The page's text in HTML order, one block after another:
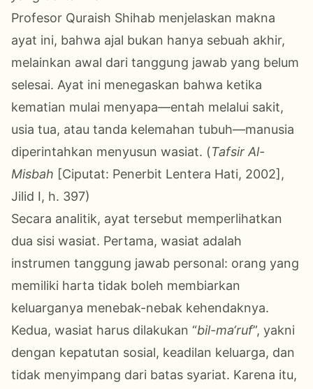
Profesor Quraish Shihab menjelaskan makna
ayat ini, bahwa ajal bukan hanya sebuah akhir,
melainkan awal dari tanggung jawab yang belum
selesai. Ayat ini menegaskan bahwa ketika
kematian mulai menyapa—entah melalui sakit,
usia tua, atau tanda kelemahan tubuh—manusia
diperintahkan menyusun wasiat. (Tafsir Al-
Misbah [Ciputat: Penerbit Lentera Hati, 2002],
Jilid I, h. 397)
Secara analitik, ayat tersebut memperlihatkan
dua sisi wasiat. Pertama, wasiat adalah
instrumen tanggung jawab personal: orang yang
memiliki harta tidak boleh membiarkan
keluarganya menebak-nebak kehendaknya.
Kedua, wasiat harus dilakukan “bil-ma‘ruf”, yakni
dengan kepatutan sosial, keadilan keluarga, dan
tidak menyimpang dari batas syariat. Karena itu,